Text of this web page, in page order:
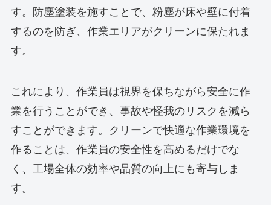
す。防塵塗装を施すことで、粉塵が床や壁に付着
するのを防ぎ、作業エリアがクリーンに保たれま
す。
これにより、作業員は視界を保ちながら安全に作
業を行うことができ、事故や怪我のリスクを減ら
すことができます。クリーンで快適な作業環境を
作ることは、作業員の安全性を高めるだけでな
く、工場全体の効率や品質の向上にも寄与しま
す。